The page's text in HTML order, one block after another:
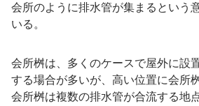
会所のように排水管が集まるという
いる。
会所桝は、多くのケースで屋外に設
する場合が多いが、高い位置に会所
会所桝は複数の排水管が合流する地